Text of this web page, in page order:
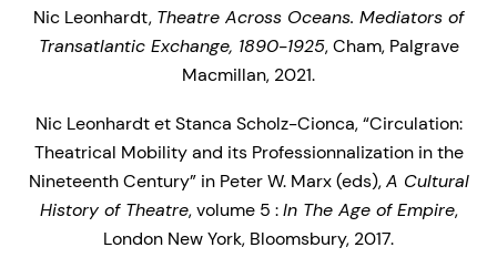
Nic Leonhardt, Theatre Across Oceans. Mediators of
Transatlantic Exchange, 1890-1925, Cham, Palgrave
Macmillan, 2021.
Nic Leonhardt et Stanca Scholz-Cionca, “Circulation:
Theatrical Mobility and its Professionnalization in the
Nineteenth Century” in Peter W. Marx (eds),A Cultural
History of Theatre, volume 5 :In The Age of Empire,
London New York, Bloomsbury, 2017.